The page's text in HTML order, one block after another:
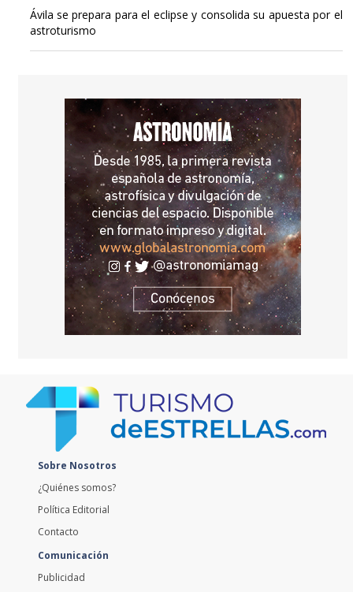
Ávila se prepara para el eclipse y consolida su apuesta por el
astroturismo
Sobre Nosotros
¿Quiénes somos?
Política Editorial
Contacto
Comunicación
Publicidad